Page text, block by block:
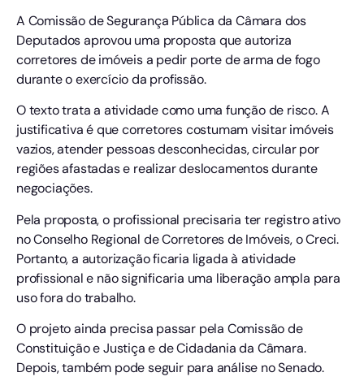
A Comissão de Segurança Pública da Câmara dos
Deputados aprovou uma proposta que autoriza
corretores de imóveis a pedir porte de arma de fogo
durante o exercício da profissão.
O texto trata a atividade como uma função de risco. A
justificativa é que corretores costumam visitar imóveis
vazios, atender pessoas desconhecidas, circular por
regiões afastadas e realizar deslocamentos durante
negociações.
Pela proposta, o profissional precisaria ter registro ativo
no Conselho Regional de Corretores de Imóveis, o Creci.
Portanto, a autorização ficaria ligada à atividade
profissional e não significaria uma liberação ampla para
uso fora do trabalho.
O projeto ainda precisa passar pela Comissão de
Constituição e Justiça e de Cidadania da Câmara.
Depois, também pode seguir para análise no Senado.